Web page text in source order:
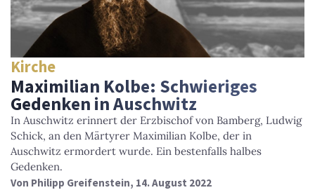
Kirche
Maximilian Kolbe: Schwieriges
Gedenken in Auschwitz
In Auschwitz erinnert der Erzbischof von Bamberg, Ludwig
Schick, an den Märtyrer Maximilian Kolbe, der in
Auschwitz ermordert wurde. Ein bestenfalls halbes
Gedenken.
Von Philipp Greifenstein, 14. August 2022